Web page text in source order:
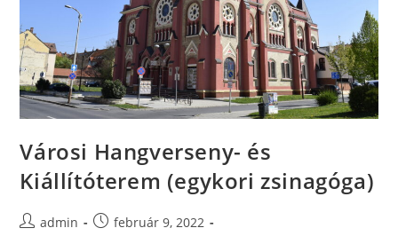
Városi Hangverseny- és
Kiállítóterem (egykori zsinagóga)
admin
február 9, 2022